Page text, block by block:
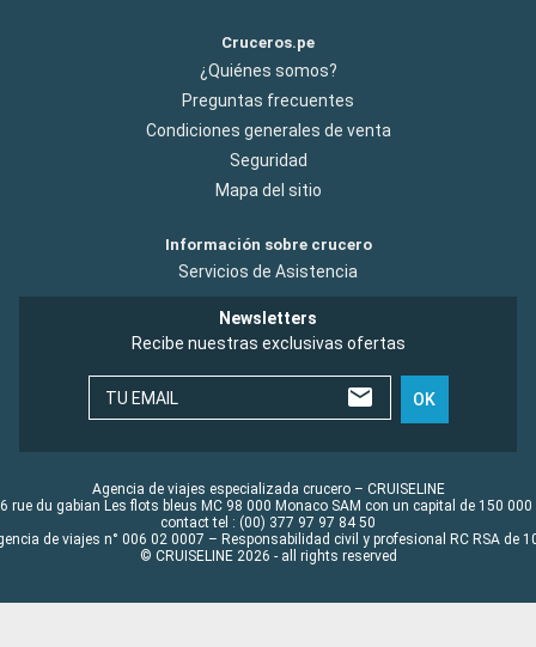
Cruceros.pe
¿Quiénes somos?
Preguntas frecuentes
Condiciones generales de venta
Seguridad
Mapa del sitio
Información sobre crucero
Servicios de Asistencia
Newsletters
Recibe nuestras exclusivas ofertas
TU EMAIL OK
Agencia de viajes especializada crucero – CRUISELINE
rue du gabian Les flots bleus MC 98 000 Monaco SAM con un capital de 150 000
contact tel : (00) 377 97 97 84 50
de viajes n° 006 02 0007 – Responsabilidad civil y profesional RC RSA de
© CRUISELINE 2026 - all rights reserved